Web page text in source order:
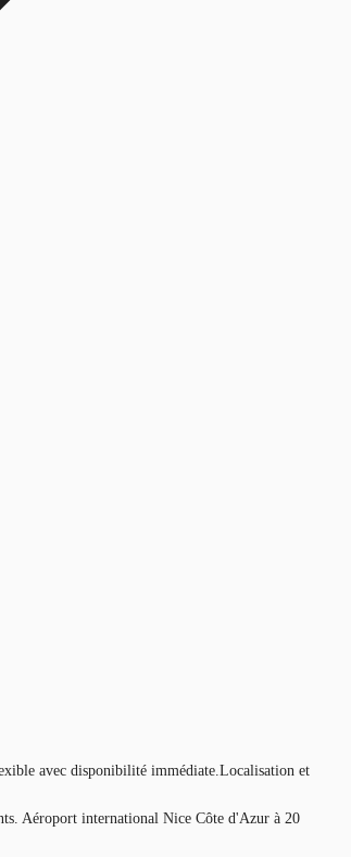
avec disponibilité immédiate.Localisation et
Aéroport international Nice Côte d'Azur à 20